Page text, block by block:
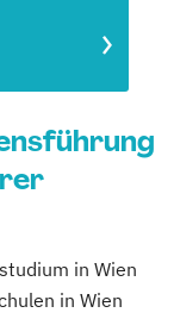
in Wien
in Wien